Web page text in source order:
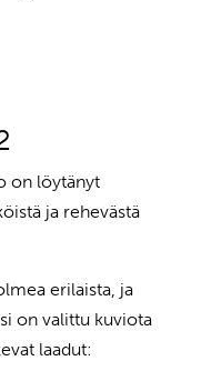
on löytänyt
ja rehevästä
erilaista, ja
on valittu kuviota
laadut: